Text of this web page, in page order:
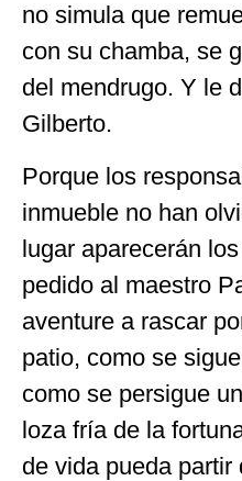
no simula que
con su chamba, se
del mendrugo. Y le
Gilberto.
Porque los
inmueble no han
lugar aparecerán
pedido al maestro
aventure a rascar
patio, como se
como se persigue
loza fría de la
de vida pueda partir